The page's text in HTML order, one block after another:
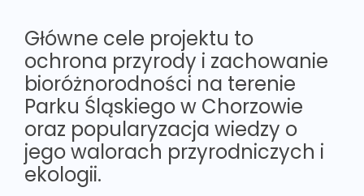
Główne cele projektu to
ochrona przyrody i zachowanie
bioróżnorodności na terenie
Parku Śląskiego w Chorzowie
oraz popularyzacja wiedzy o
jego walorach przyrodniczych i
ekologii.